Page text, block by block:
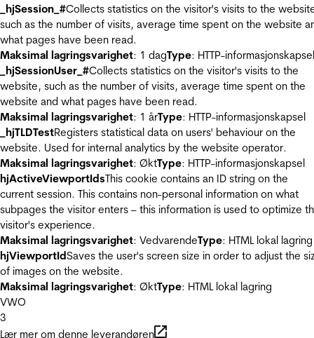
_hjSession_#Collects statistics on the visitor's visits to the
such as the number of visits, average time spent on the website
what pages have been read.
Maksimal lagringsvarighet: 1 dagType: HTTP-informasjonskapsel
_hjSessionUser_#Collects statistics on the visitor's visits to the
website, such as the number of visits, average time spent on the
website and what pages have been read.
Maksimal lagringsvarighet: 1 årType: HTTP-informasjonskapsel
_hjTLDTestRegisters statistical data on users' behaviour on the
website. Used for internal analytics by the website operator.
Maksimal lagringsvarighet: ØktType: HTTP-informasjonskapsel
hjActiveViewportIdsThis cookie contains an ID string on the
current session. This contains non-personal information on what
subpages the visitor enters – this information is used to optimize
visitor's experience.
Maksimal lagringsvarighet: VedvarendeType: HTML lokal lagring
hjViewportIdSaves the user's screen size in order to adjust the
of images on the website.
Maksimal lagringsvarighet: ØktType: HTML lokal lagring
VWO
3
Lær mer om denne leverandøren